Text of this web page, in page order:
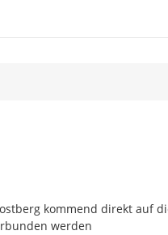
kommend direkt auf
werden